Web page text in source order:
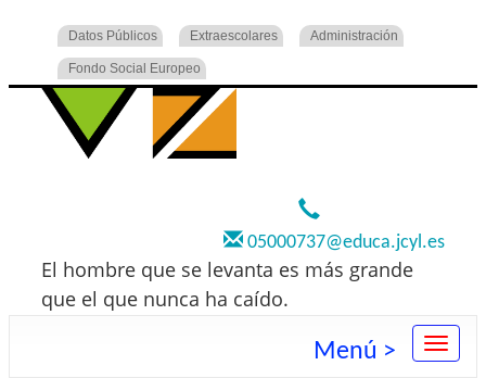
Datos Públicos Extraescolares Administración
Fondo Social Europeo
05000737@educa.jcyl.es
El hombre que se levanta es más grande
que el que nunca ha caído.
Menú >